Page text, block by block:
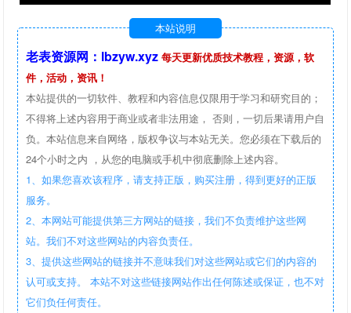
本站说明
老表资源网：lbzyw.xyz 每天更新优质技术教程，资源，软
件，活动，资讯！
本站提供的一切软件、教程和内容信息仅限用于学习和研究目的；
不得将上述内容用于商业或者非法用途， 否则，一切后果请用户自
负。本站信息来自网络，版权争议与本站无关。您必须在下载后的
24个小时之内 ，从您的电脑或手机中彻底删除上述内容。
1、如果您喜欢该程序，请支持正版，购买注册，得到更好的正版
服务。
2、本网站可能提供第三方网站的链接，我们不负责维护这些网
站。我们不对这些网站的内容负责任。
3、提供这些网站的链接并不意味我们对这些网站或它们的内容的
认可或支持。 本站不对这些链接网站作出任何陈述或保证，也不对
它们负任何责任。